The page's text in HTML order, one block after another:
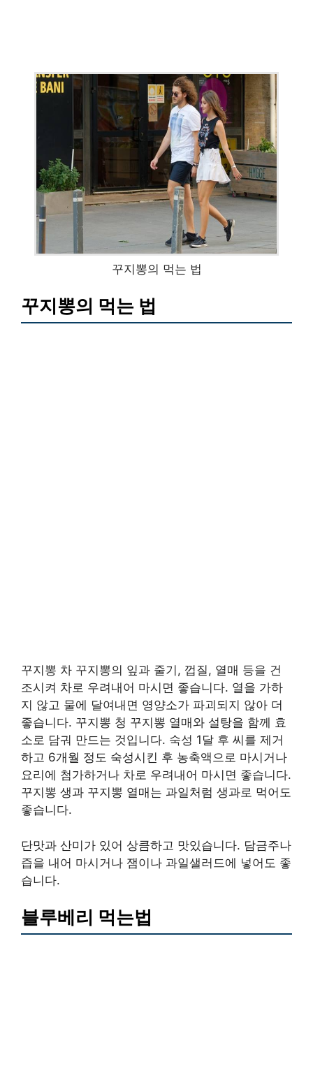
꾸지뽕의 먹는 법
꾸지뽕의 먹는 법
꾸지뽕 차 꾸지뽕의 잎과 줄기, 껍질, 열매 등을 건
조시켜 차로 우려내어 마시면 좋습니다. 열을 가하
지 않고 물에 달여내면 영양소가 파괴되지 않아 더
좋습니다. 꾸지뽕 청 꾸지뽕 열매와 설탕을 함께 효
소로 담궈 만드는 것입니다. 숙성 1달 후 씨를 제거
하고 6개월 정도 숙성시킨 후 농축액으로 마시거나
요리에 첨가하거나 차로 우려내어 마시면 좋습니다.
꾸지뽕 생과 꾸지뽕 열매는 과일처럼 생과로 먹어도
좋습니다.
단맛과 산미가 있어 상큼하고 맛있습니다. 담금주나
즙을 내어 마시거나 잼이나 과일샐러드에 넣어도 좋
습니다.
블루베리 먹는법